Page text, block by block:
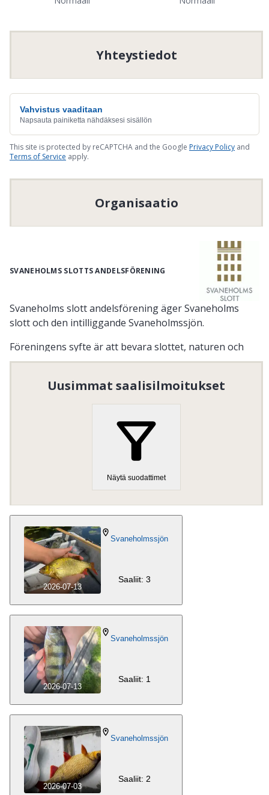
Yhteystiedot
Vahvistus vaaditaan
Napsauta painiketta nähdäksesi sisällön
This site is protected by reCAPTCHA and the Google Privacy Policy and
Terms of Service apply.
Organisaatio
SVANEHOLMS SLOTTS ANDELSFÖRENING
Svaneholms slott andelsförening äger Svaneholms
slott och den intilliggande Svaneholmssjön.
Föreningens syfte är att bevara slottet, naturen och
sjön så att allmänheten kan njuta av den unika helhet
Uusimmat saalisilmoitukset
Näytä suodattimet
2026-07-13
Svaneholmssjön
Saaliit: 3
2026-07-13
Svaneholmssjön
Saaliit: 1
2026-07-03
Svaneholmssjön
Saaliit: 2